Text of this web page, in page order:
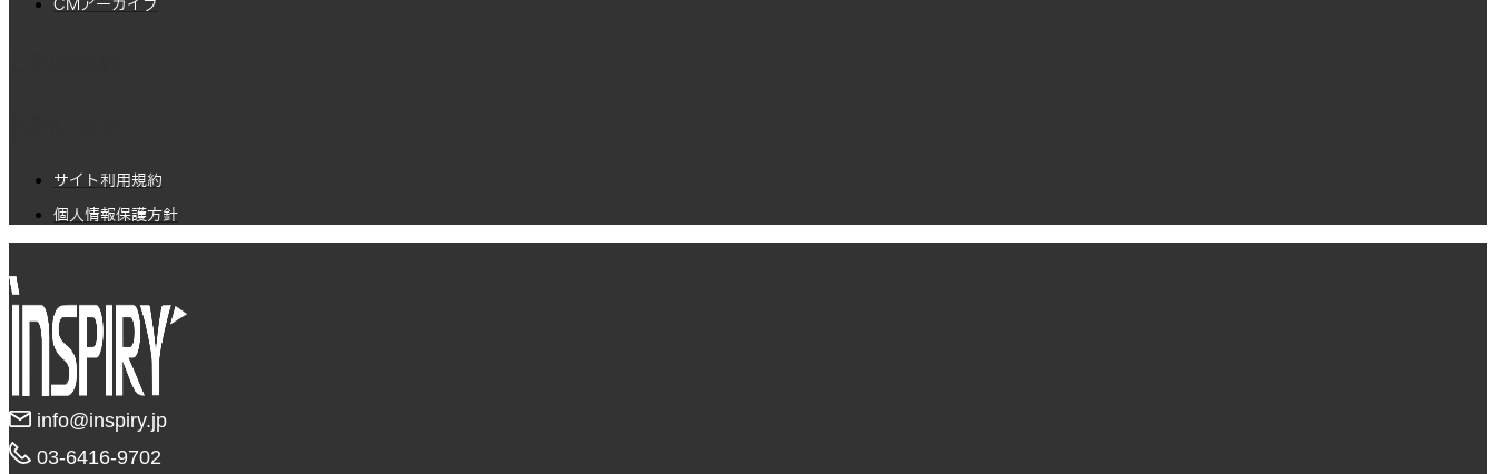
CMアーカイブ
サイト利用規約
個人情報保護方針
info@inspiry.jp
03-6416-9702​